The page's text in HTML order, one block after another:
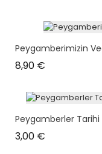
Peygamberimizin
8,90 €
Peygamberler
3,00 €